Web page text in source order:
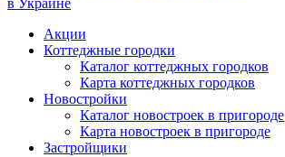
в Украине
Акции
Коттеджные городки
Каталог коттеджных городков
Карта коттеджных городков
Новостройки
Каталог новостроек в пригороде
Карта новостроек в пригороде
Застройщики